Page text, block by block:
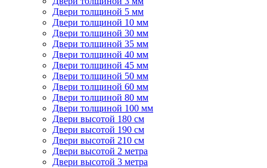
Двери толщиной 5 мм
Двери толщиной 10 мм
Двери толщиной 30 мм
Двери толщиной 35 мм
Двери толщиной 40 мм
Двери толщиной 45 мм
Двери толщиной 50 мм
Двери толщиной 60 мм
Двери толщиной 80 мм
Двери толщиной 100 мм
Двери высотой 180 см
Двери высотой 190 см
Двери высотой 210 см
Двери высотой 2 метра
Двери высотой 3 метра